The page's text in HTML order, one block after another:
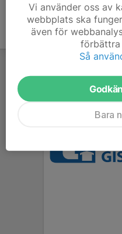
Vi använder oss av
webbplats ska
även för
förbättra
Så
Bara